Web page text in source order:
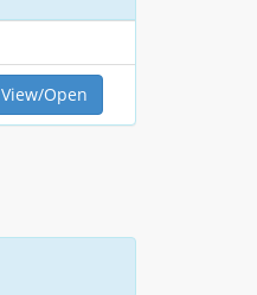
View/Open